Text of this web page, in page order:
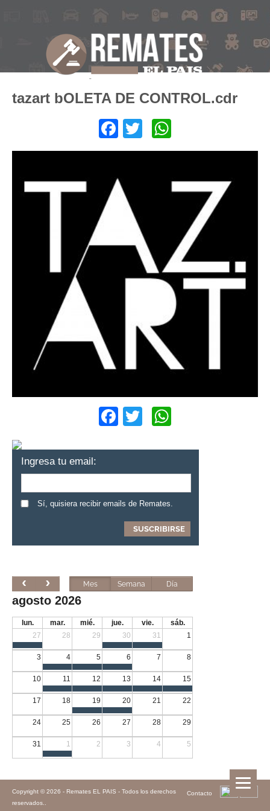
tazart bOLETA DE CONTROL.cdr
Facebook
Twitter
Facebook
Twitter
Ingresa tu email:
Sí, quisiera recibir emails de Remates.
Mes Semana Día
agosto 2026
lun. mar. mié. jue. vie.
sáb.
27
28 29 30 31 1
3 4 5 6 7 8
10 11 12 13 14 15
17 18 19 20 21 22
24 25 26 27 28 29
31 1 2 3 4 5
Contacto
Copyright © 2026 - Remates EL PAIS - Todos los derechos
reservados.